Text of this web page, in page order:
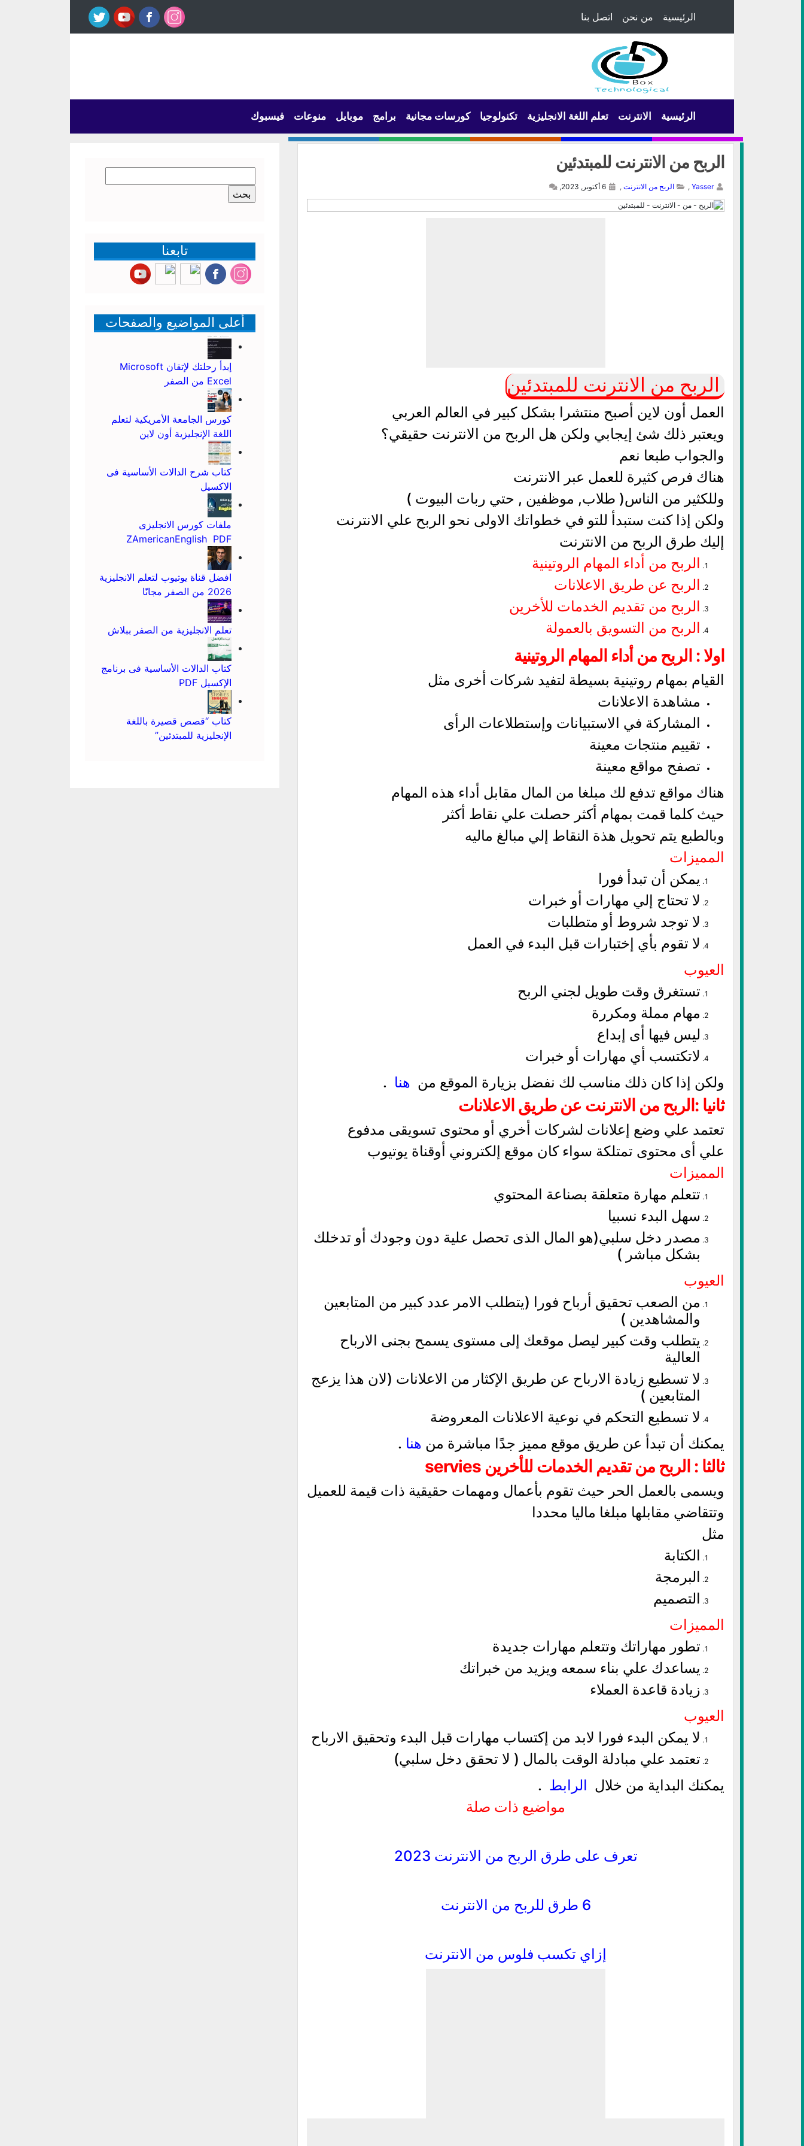
الرئيسية من نحن اتصل بنا
الرئيسية الانترنت تعلم اللغة الانجليزية تكنولوجيا كورسات مجانية برامج موبايل منوعات فيسبوك
الربح من الانترنت للمبتدئين
Yasser
, الربح من الانترنت ,
الربح من الانترنت للمبتدئين
العمل أون لاين أصبح منتشرا بشكل كبير في العالم العربي
ويعتبر ذلك شئ إيجابي ولكن هل الربح من الانترنت حقيقي؟
والجواب طبعا نعم
هناك فرص كثيرة للعمل عبر الانترنت
وللكثير من الناس( طلاب, موظفين , حتي ربات البيوت )
ولكن إذا كنت ستبدأ للتو في خطواتك الاولى نحو الربح علي الانترنت
إليك طرق الربح من الانترنت
الربح من أداء المهام الروتينية
الربح عن طريق الاعلانات
الربح من تقديم الخدمات للأخرين
الربح من التسويق بالعمولة
اولا : الربح من أداء المهام الروتينية
القيام بمهام روتينية بسيطة لتفيد شركات أخرى مثل
مشاهدة الاعلانات
المشاركة في الاستبيانات وإستطلاعات الرأى
تقييم منتجات معينة
تصفح مواقع معينة
هناك مواقع تدفع لك مبلغا من المال مقابل أداء هذه المهام
حيث كلما قمت بمهام أكثر حصلت علي نقاط أكثر
وبالطبع يتم تحويل هذة النقاط إلي مبالغ ماليه
المميزات
يمكن أن تبدأ فورا
لا تحتاج إلي مهارات أو خبرات
لا توجد شروط أو متطلبات
لا تقوم بأي إختبارات قبل البدء في العمل
العيوب
تستغرق وقت طويل لجني الربح
مهام مملة ومكررة
ليس فيها أى إبداع
لاتكتسب أي مهارات أو خبرات
ولكن إذا كان ذلك مناسب لك نفضل بزيارة الموقع من هنا .
ثانيا :الربح من الانترنت عن طريق الاعلانات
تعتمد علي وضع إعلانات لشركات أخري أو محتوى تسويقى مدفوع
علي أى محتوى تمتلكة سواء كان موقع إلكتروني أوقناة يوتيوب
المميزات
تتعلم مهارة متعلقة بصناعة المحتوي
سهل البدء نسبيا
مصدر دخل سلبي(هو المال الذى تحصل علية دون وجودك أو تدخلك
بشكل مباشر )
العيوب
من الصعب تحقيق أرباح فورا (يتطلب الامر عدد كبير من المتابعين
والمشاهدين )
يتطلب وقت كبير ليصل موقعك إلى مستوى يسمح بجنى الارباح
العالية
لا تسطيع زيادة الارباح عن طريق الإكثار من الاعلانات (لان هذا يزعج
المتابعين )
لا تسطيع التحكم في نوعية الاعلانات المعروضة
يمكنك أن تبدأ عن طريق موقع مميز جدًا مباشرة من هنا .
ثالثا : الربح من تقديم الخدمات للأخرين servies
ويسمى بالعمل الحر حيث تقوم بأعمال ومهمات حقيقية ذات قيمة للعميل
وتتقاضي مقابلها مبلغا ماليا محددا
مثل
الكتابة
البرمجة
التصميم
المميزات
تطور مهاراتك وتتعلم مهارات جديدة
يساعدك علي بناء سمعه ويزيد من خبراتك
زيادة قاعدة العملاء
العيوب
لا يمكن البدء فورا لابد من إكتساب مهارات قبل البدء وتحقيق الارباح
تعتمد علي مبادلة الوقت بالمال ( لا تحقق دخل سلبي)
يمكنك البداية من خلال الرابط .
مواضيع ذات صلة
تعرف على طرق الربح من الانترنت 2023
6 طرق للربح من الانترنت
إزاي تكسب فلوس من الانترنت
عن:
تابعنا
أعلى المواضيع والصفحات
إبدأ رحلتك لإتقان Microsoft
Excel من الصفر
كورس الجامعة الأمريكية لتعلم
اللغة الإنجليزية أون لاين
كتاب شرح الدالات الأساسية فى
الاكسيل
ملفات كورس الانجليزى
ZAmericanEnglish PDF
افضل قناة يوتيوب لتعلم الانجليزية
2026 من الصفر مجانًا
تعلم الانجليزية من الصفر ببلاش
كتاب الدالات الأساسية فى برنامج
الإكسيل PDF
كتاب “قصص قصيرة باللغة
الإنجليزية للمبتدئين”